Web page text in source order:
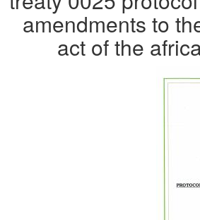
amendments to
act of the